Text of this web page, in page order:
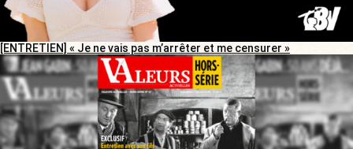
[ENTRETIEN] « Je ne vais pas m’arrêter et me censurer »